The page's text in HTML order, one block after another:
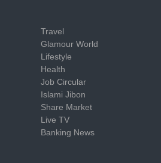
Travel
Glamour World
Lifestyle
Health
Job Circular
Islami Jibon
Share Market
Live TV
Banking News